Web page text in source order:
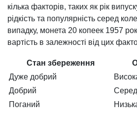
кілька факторів, таких як рік
рідкість та популярність серед
випадку, монета 20 копеек 1957
вартість в залежності від цих
Стан збереження
Дуже добрий
Добрий
Поганий